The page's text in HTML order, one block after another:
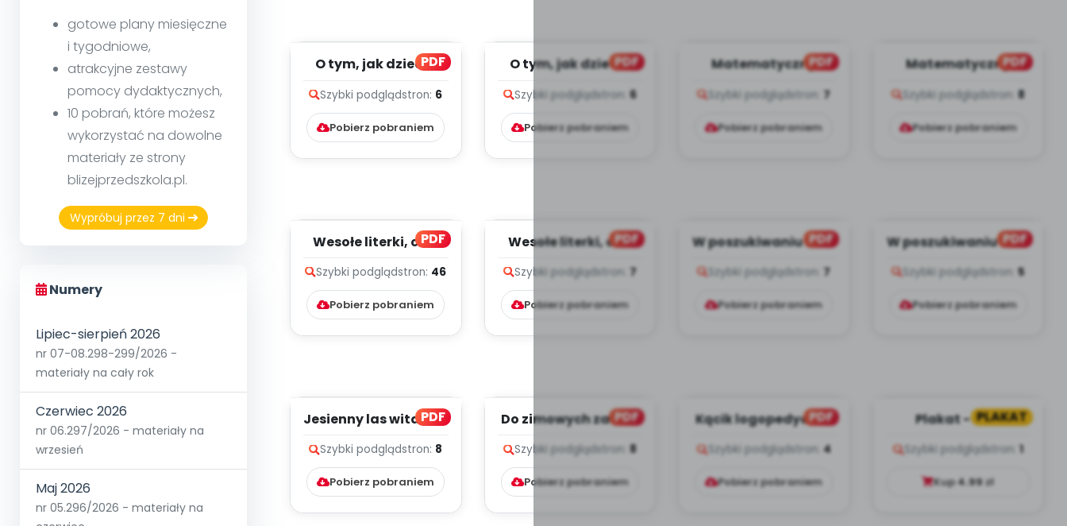
gotowe plany miesięczne
i tygodniowe,
atrakcyjne zestawy
pomocy dydaktycznych,
10 pobrań, które możesz
wykorzystać na dowolne
materiały ze strony
blizejprzedszkola.pl.
Wypróbuj przez 7 dni
Numery
Lipiec-sierpień 2026
nr 07-08.298-299/2026 -
materiały na cały rok
Czerwiec 2026
nr 06.297/2026 - materiały na
wrzesień
Maj 2026
nr 05.296/2026 - materiały na
PDF
O tym, jak dzieci z
Szybki podglądstron: 6
Pobierz pobraniem
PDF
O tym, jak dzieci z
Szybki podglądstron: 6
Pobierz pobraniem
PDF
Matematyczny
Szybki podglądstron: 7
Pobierz pobraniem
PDF
Matematyczny
Szybki podglądstron: 8
Pobierz pobraniem
PDF
Wesołe literki, cz. 2
Szybki podglądstron: 46
Pobierz pobraniem
PDF
Wesołe literki, cz. 1
Szybki podglądstron: 7
Pobierz pobraniem
PDF
W poszukiwaniu Pani
Szybki podglądstron: 7
Pobierz pobraniem
PDF
W poszukiwaniu Pani
Szybki podglądstron: 5
Pobierz pobraniem
PDF
Jesienny las wita nas
Szybki podglądstron: 8
Pobierz pobraniem
PDF
Do zimowych zabaw
Szybki podgląd stron: 8
Pobierz pobraniem
PDF
Kącik logopedyczny
Szybki podgląd stron: 4
Pobierz pobraniem
PLAKAT
Plakat - GRA
Szybki podgląd stron: 1
Kup4.99 zł